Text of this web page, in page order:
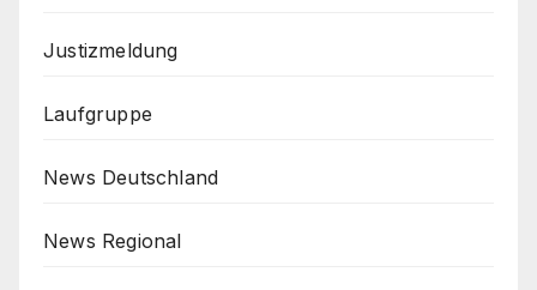
Justizmeldung
Laufgruppe
News Deutschland
News Regional